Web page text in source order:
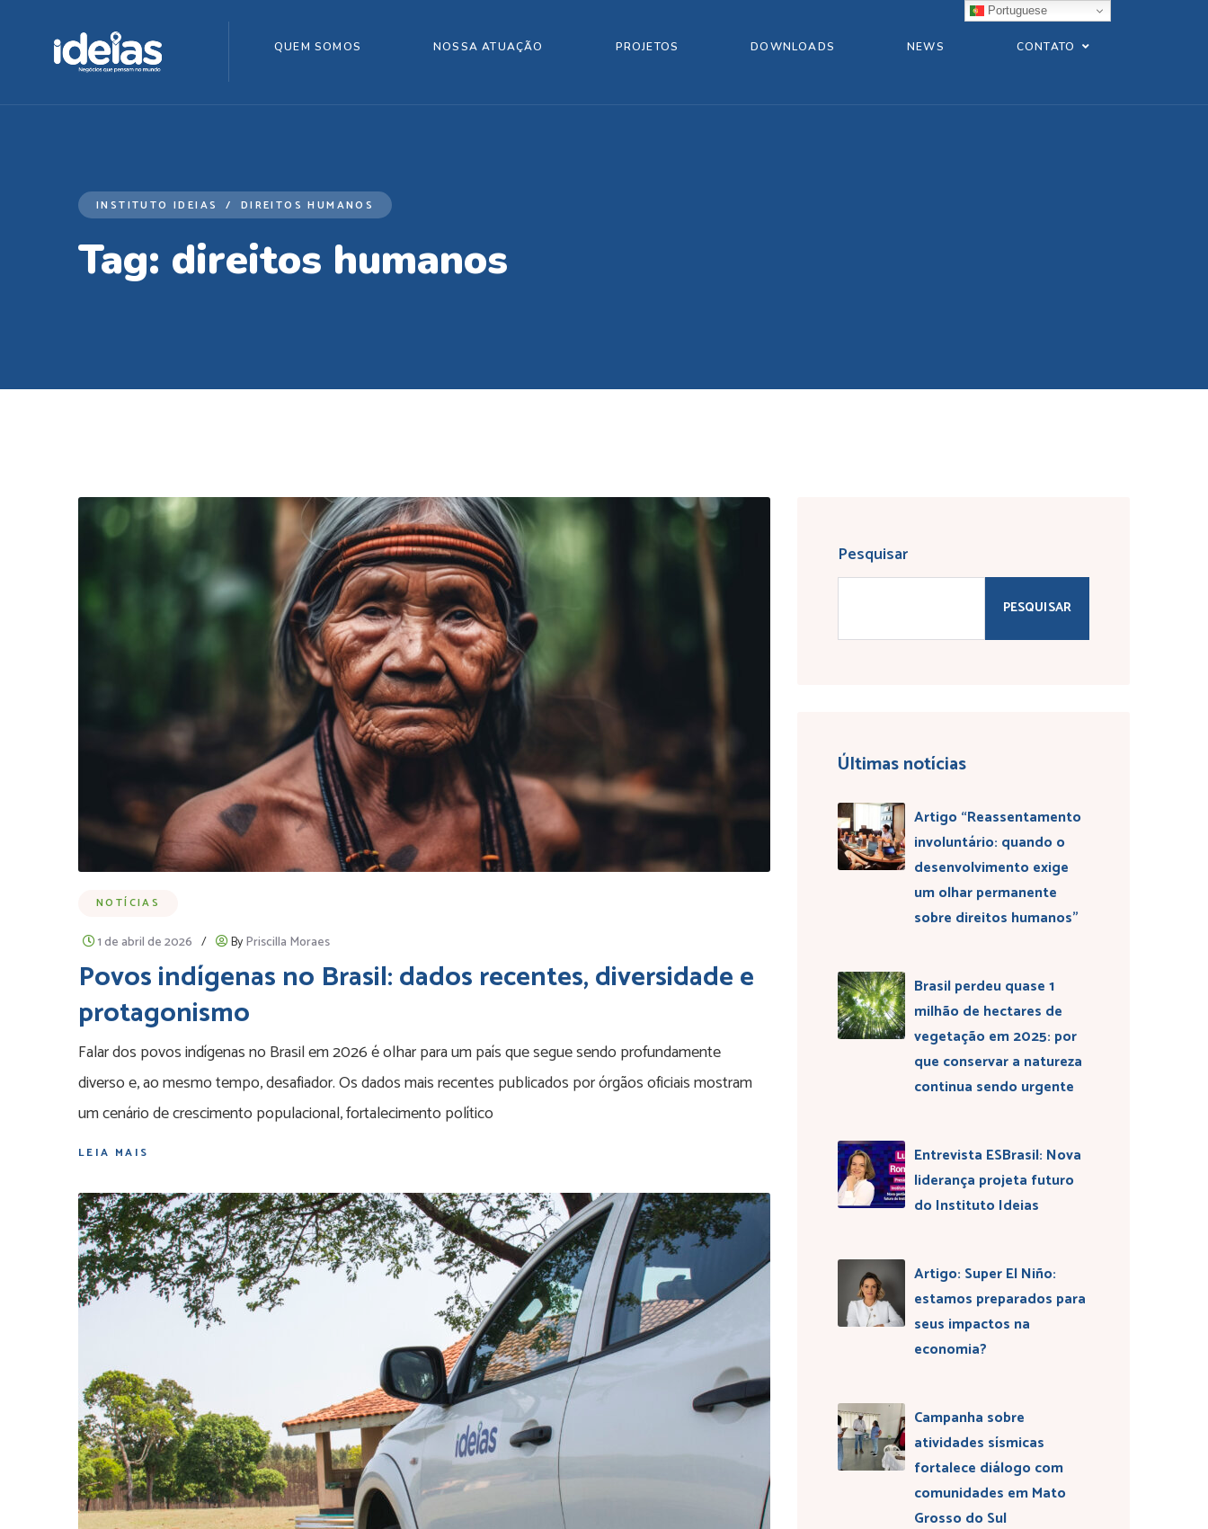
QUEM SOMOS NOSSA ATUAÇÃO PROJETOS DOWNLOADS NEWS CONTATO
INSTITUTO IDEIAS DIREITOS HUMANOS
Tag: direitos humanos
NOTÍCIAS
1 de abril de 2026 / ByPriscilla Moraes
Povos indígenas no Brasil: dados recentes, diversidade e
protagonismo
Falar dos povos indígenas no Brasil em 2026 é olhar para um país que segue sendo profundamente
diverso e, ao mesmo tempo, desafiador. Os dados mais recentes publicados por órgãos oficiais mostram
um cenário de crescimento populacional, fortalecimento político
LEIA MAIS
Pesquisar
PESQUISAR
Últimas notícias
Artigo “Reassentamento
involuntário: quando o
desenvolvimento exige
um olhar permanente
sobre direitos humanos”
Brasil perdeu quase 1
milhão de hectares de
vegetação em 2025: por
que conservar a natureza
continua sendo urgente
Entrevista ESBrasil: Nova
liderança projeta futuro
do Instituto Ideias
Artigo: Super El Niño:
estamos preparados para
seus impactos na
economia?
Campanha sobre
atividades sísmicas
fortalece diálogo com
comunidades em Mato
Grosso do Sul
Portuguese